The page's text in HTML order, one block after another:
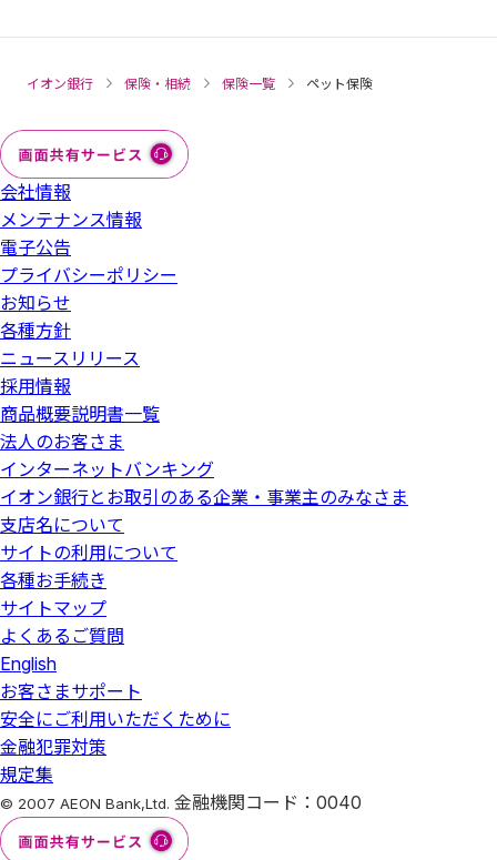
イオン銀行 保険・相続 保険一覧 ペット保険
会社情報
メンテナンス情報
電子公告
プライバシーポリシー
お知らせ
各種方針
ニュースリリース
採用情報
商品概要説明書一覧
法人のお客さま
インターネットバンキング
イオン銀行とお取引のある企業・事業主のみなさま
支店名について
サイトの利用について
各種お手続き
サイトマップ
よくあるご質問
English
お客さまサポート
安全にご利用いただくために
金融犯罪対策
規定集
© 2007 AEON Bank,Ltd. 金融機関コード：0040